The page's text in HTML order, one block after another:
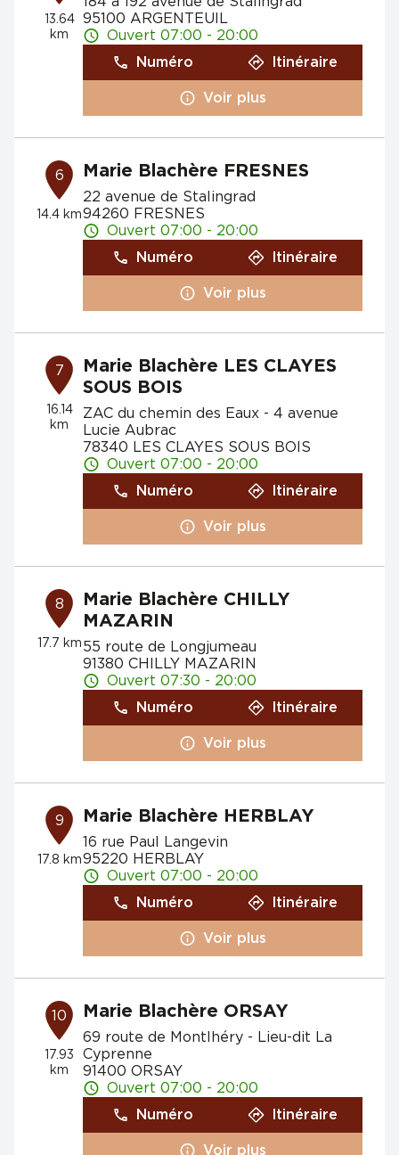
13.64
km
95100 ARGENTEUIL
Ouvert 07:00 - 20:00
Numéro
Itinéraire
Voir plus
6
14.4 km
Marie Blachère FRESNES
22 avenue de Stalingrad
94260 FRESNES
Ouvert 07:00 - 20:00
Numéro
Itinéraire
Voir plus
7
16.14
km
Marie Blachère LES CLAYES
SOUS BOIS
ZAC du chemin des Eaux - 4 avenue
Lucie Aubrac
78340 LES CLAYES SOUS BOIS
Ouvert 07:00 - 20:00
Numéro
Itinéraire
Voir plus
8
17.7 km
Marie Blachère CHILLY
MAZARIN
55 route de Longjumeau
91380 CHILLY MAZARIN
Ouvert 07:30 - 20:00
Numéro
Itinéraire
Voir plus
9
17.8 km
Marie Blachère HERBLAY
16 rue Paul Langevin
95220 HERBLAY
Ouvert 07:00 - 20:00
Numéro
Itinéraire
Voir plus
10
17.93
km
Marie Blachère ORSAY
69 route de Montlhéry - Lieu-dit La
Cyprenne
91400 ORSAY
Ouvert 07:00 - 20:00
Numéro
Itinéraire
Voir plus